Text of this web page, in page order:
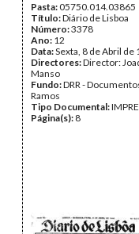
Pasta:05750.014.03865
Título:Diário de Lisboa
Número:3378
Ano: 12
Data:Sexta, 8 de Abril de
Directores:Director:
Manso
Fundo:DRR -
Ramos
Tipo Documental:
Página(s): 8